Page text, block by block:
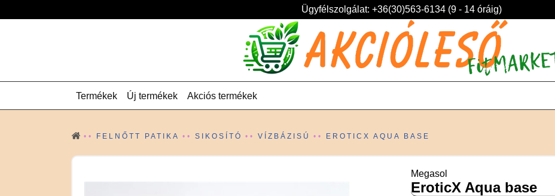
Ügyfélszolgálat: +36(30)563-6134 (9 - 14 óráig)
Termékek Új termékek Akciós termékek
FELNŐTT PATIKA SIKOSÍTÓ VÍZBÁZISÚ EROTICX AQUA BASE
Megasol
EroticX Aqua base